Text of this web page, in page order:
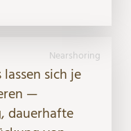
Nearshoring
lassen sich je
—
dauerhafte